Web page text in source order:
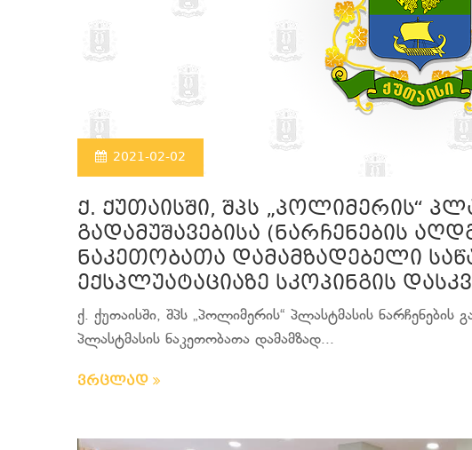
2021-02-02
ქ. ქუთაისში, შპს „პოლიმერის“
გადამუშავებისა (ნარჩენების
ნაკეთობათა დამამზადებელი
ექსპლუატაციაზე სკოპინგის
ქ. ქუთაისში, შპს „პოლიმერის“ პლასტმასის ნარჩენების
პლასტმასის ნაკეთობათა დამამზად...
ვრცლად